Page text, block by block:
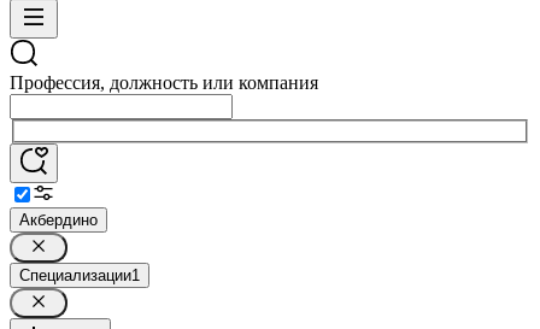
Профессия, должность или компания
Акбердино
Специализации1